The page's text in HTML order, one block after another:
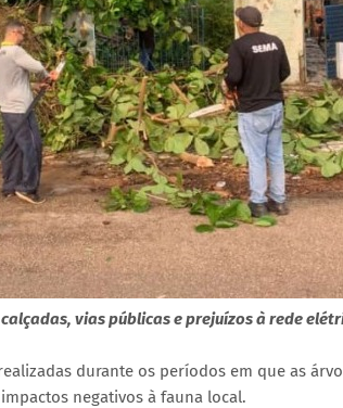
vias públicas e prejuízos à rede
durante os períodos em que as
negativos à fauna local.